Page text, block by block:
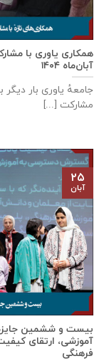
آبان‌ماه ۱۴۰۴
جامعهٔ یاوری بار دیگر
مشارکت [...]
بیست و ششمین
آموزشی، ارتقای
فرهنگی
۲۵
آبان